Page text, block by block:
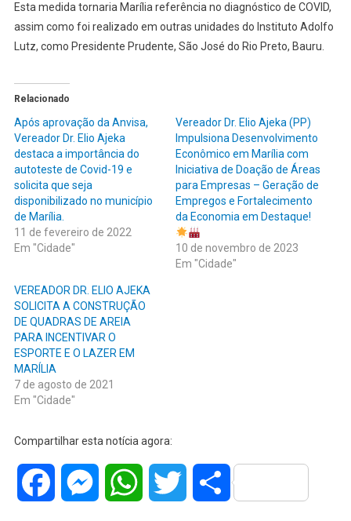
Esta medida tornaria Marília referência no diagnóstico de COVID,
assim como foi realizado em outras unidades do Instituto Adolfo
Lutz, como Presidente Prudente, São José do Rio Preto, Bauru.
Relacionado
Após aprovação da Anvisa,
Vereador Dr. Elio Ajeka
destaca a importância do
autoteste de Covid-19 e
solicita que seja
disponibilizado no município
de Marília.
11 de fevereiro de 2022
Em "Cidade"
Vereador Dr. Elio Ajeka (PP)
Impulsiona Desenvolvimento
Econômico em Marília com
Iniciativa de Doação de Áreas
para Empresas – Geração de
Empregos e Fortalecimento
da Economia em Destaque!
10 de novembro de 2023
Em "Cidade"
VEREADOR DR. ELIO AJEKA
SOLICITA A CONSTRUÇÃO
DE QUADRAS DE AREIA
PARA INCENTIVAR O
ESPORTE E O LAZER EM
MARÍLIA
7 de agosto de 2021
Em "Cidade"
Compartilhar esta notícia agora:
Facebook MessengerWhatsAppTwitter Share